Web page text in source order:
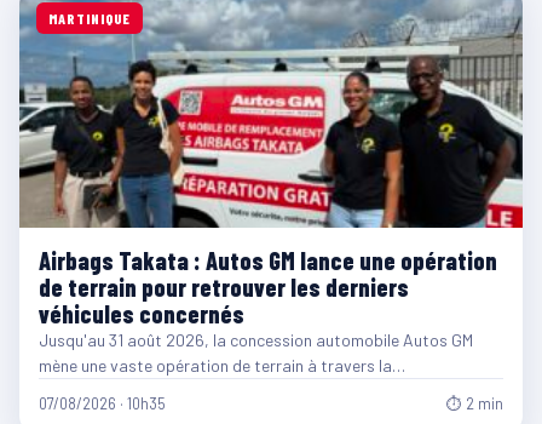
MARTINIQUE
Airbags Takata : Autos GM lance une opération
de terrain pour retrouver les derniers
véhicules concernés
Jusqu'au 31 août 2026, la concession automobile Autos GM
mène une vaste opération de terrain à travers la…
07/08/2026 · 10h35 ⏱ 2 min